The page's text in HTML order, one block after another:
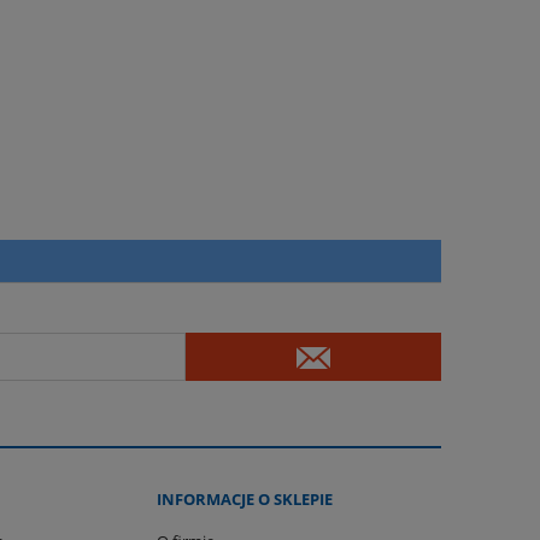
INFORMACJE O SKLEPIE